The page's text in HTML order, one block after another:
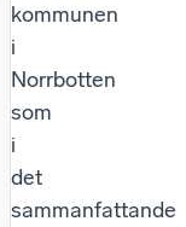
kommunen
i
Norrbotten
som
i
det
sammanfattande